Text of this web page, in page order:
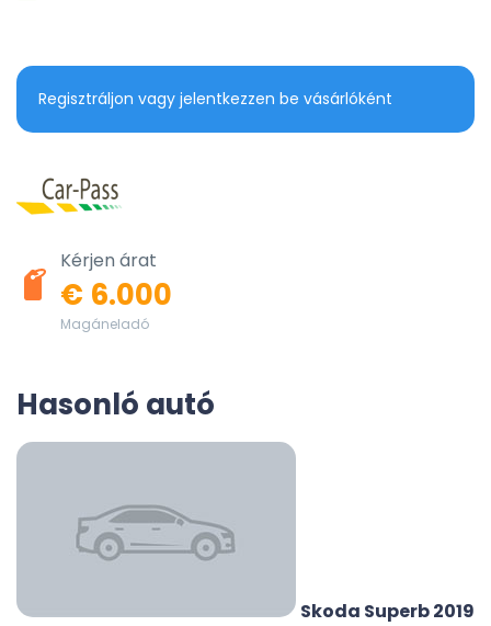
Regisztráljon vagy jelentkezzen be vásárlóként
Kérjen árat
€ 6.000
Magáneladó
Hasonló autó
Skoda Superb 2019